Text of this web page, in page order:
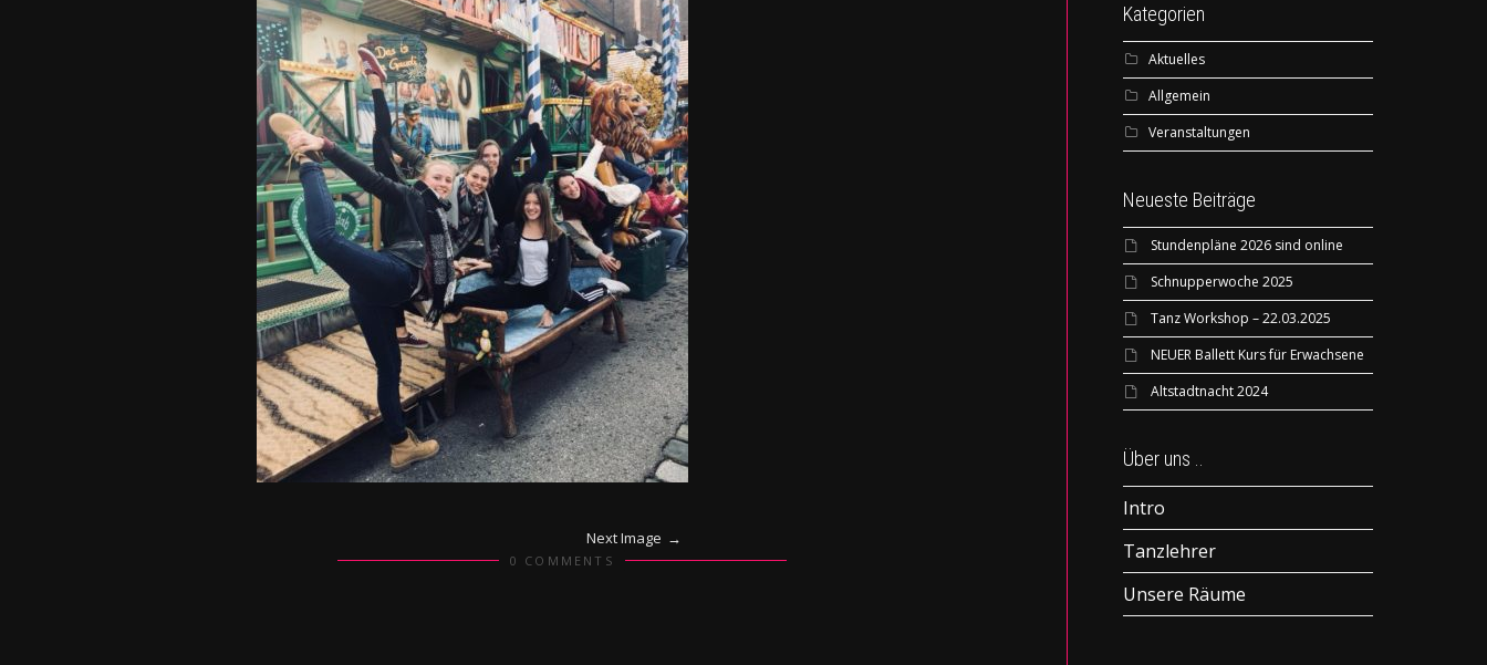
Next Image
0 COMMENTS
Kategorien
Aktuelles
Allgemein
Veranstaltungen
Neueste Beiträge
Stundenpläne 2026 sind online
Schnupperwoche 2025
Tanz Workshop – 22.03.2025
NEUER Ballett Kurs für Erwachsene
Altstadtnacht 2024
Über uns ..
Intro
Tanzlehrer
Unsere Räume